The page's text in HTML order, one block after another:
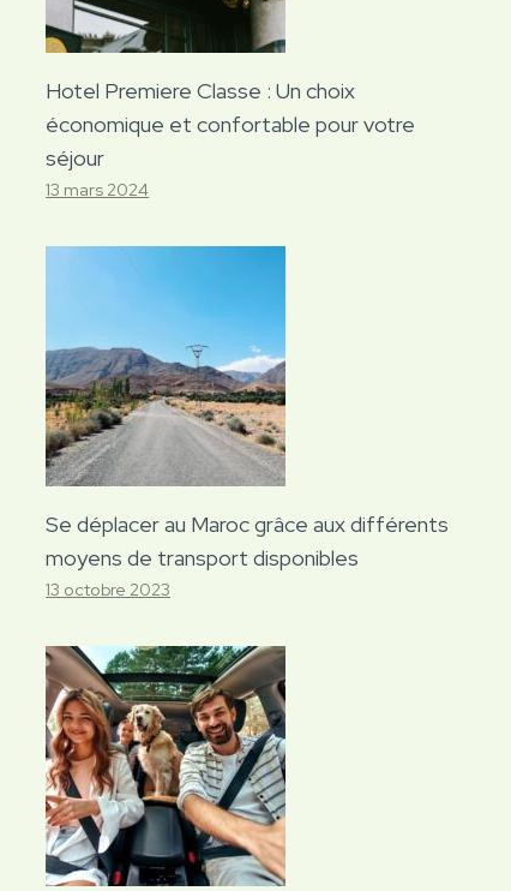
Hotel Premiere Classe : Un choix
économique et confortable pour votre
séjour
13 mars 2024
Se déplacer au Maroc grâce aux différents
moyens de transport disponibles
13 octobre 2023